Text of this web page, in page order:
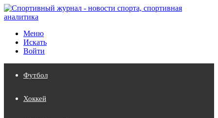
Меню
Искать
Войти
Футбол
Хоккей